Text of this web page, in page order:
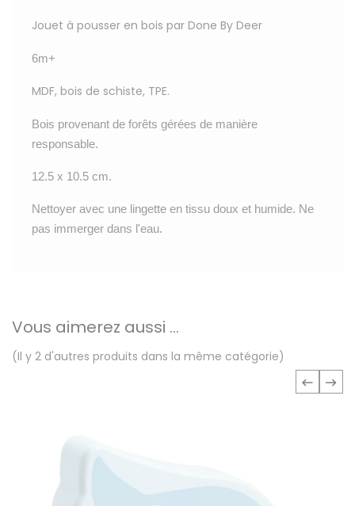
Jouet à pousser en bois par Done By Deer
6m+
MDF, bois de schiste, TPE.
Bois provenant de forêts gérées de manière
responsable.
12.5 x 10.5 cm.
Nettoyer avec une lingette en tissu doux et humide. Ne
pas immerger dans l'eau.
Vous aimerez aussi ...
(Il y 2 d'autres produits dans la même catégorie)